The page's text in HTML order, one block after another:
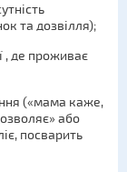
та дозвілля);
, де проживає
(«мама каже,
або
посварить